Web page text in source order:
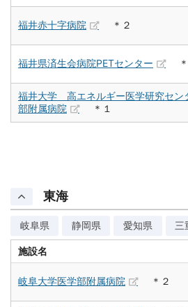
福井赤十字病院 ＊２
福井県済生会病院PETセンター ＊
福井大学 高エネルギー医学研究セン
部附属病院
＊１
東海
岐阜県 静岡県 愛知県 三
施設名
岐阜大学医学部附属病院 ＊２